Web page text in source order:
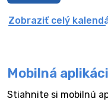
Zobraziť celý
Mobilná
Stiahnite si mobilnú